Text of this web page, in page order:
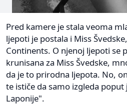
Pred kamere je stala veoma
ljepoti je postala i Miss
Continents. O njenoj ljepoti se
krunisana za Miss Švedske,
da je to prirodna ljepota. No,
te ističe da samo izgleda poput
Laponije".